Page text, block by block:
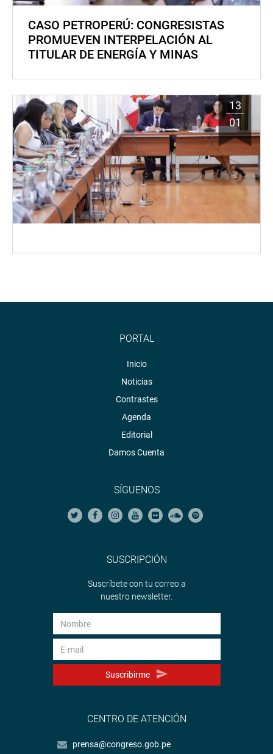
CASO PETROPERÚ: CONGRESISTAS
PROMUEVEN INTERPELACIÓN AL
TITULAR DE ENERGÍA Y MINAS
13
01
PORTAL
Inicio
Noticias
Contrastes
Agenda
Editorial
Damos Cuenta
SÍGUENOS
SUSCRIPCIÓN
Suscríbete con tu correo a
nuestro newsletter.
Suscribirme
CENTRO DE ATENCIÓN
prensa@congreso.gob.pe